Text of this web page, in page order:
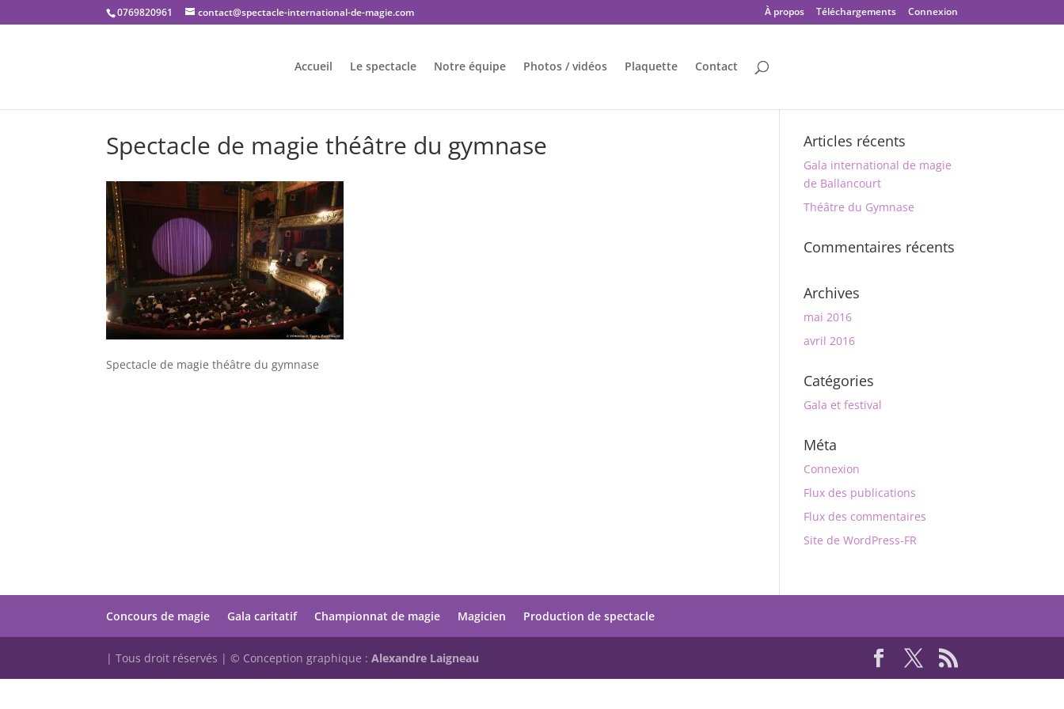
0769820961 contact@spectacle-international-de-magie.com À propos Téléchargements Connexion
Accueil Le spectacle Notre équipe Photos / vidéos Plaquette Contact
Spectacle de magie théâtre du gymnase
Spectacle de magie théâtre du gymnase
Articles récents
Gala international de magie
de Ballancourt
Théâtre du Gymnase
Commentaires récents
Archives
mai 2016
avril 2016
Catégories
Gala et festival
Méta
Connexion
Flux des publications
Flux des commentaires
Site de WordPress-FR
Concours de magie Gala caritatif Championnat de magie Magicien Production de spectacle
| Tous droit réservés | © Conception graphique :Alexandre Laigneau